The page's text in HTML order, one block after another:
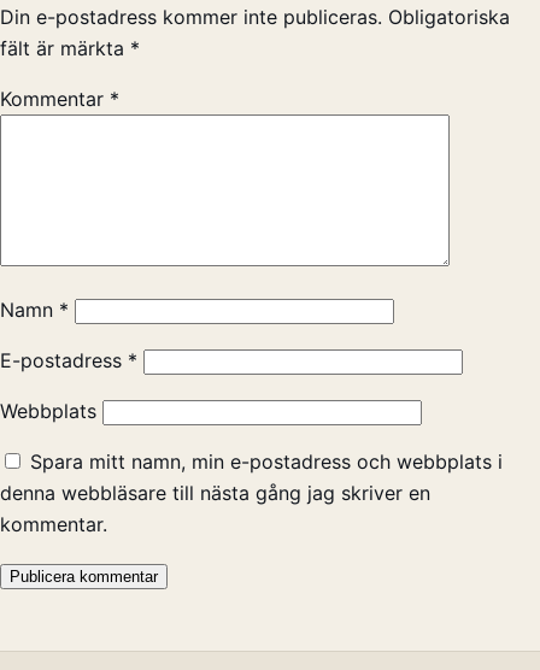
Din e-postadress kommer inte publiceras. Obligatoriska
fält är märkta *
Kommentar *
Namn *
E-postadress *
Webbplats
Spara mitt namn, min e-postadress och webbplats i
denna webbläsare till nästa gång jag skriver en
kommentar.